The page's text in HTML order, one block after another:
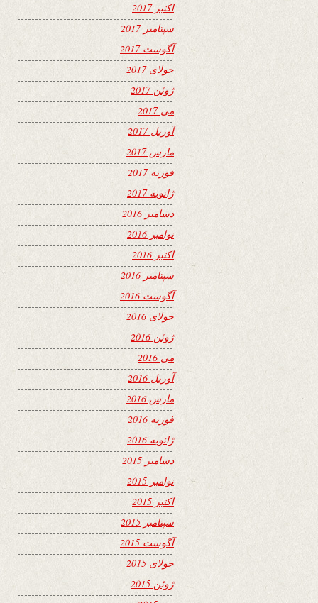
اکتبر 2017
سپتامبر 2017
آگوست 2017
جولای 2017
ژوئن 2017
می 2017
آوریل 2017
مارس 2017
فوریه 2017
ژانویه 2017
دسامبر 2016
نوامبر 2016
اکتبر 2016
سپتامبر 2016
آگوست 2016
جولای 2016
ژوئن 2016
می 2016
آوریل 2016
مارس 2016
فوریه 2016
ژانویه 2016
دسامبر 2015
نوامبر 2015
اکتبر 2015
سپتامبر 2015
آگوست 2015
جولای 2015
ژوئن 2015